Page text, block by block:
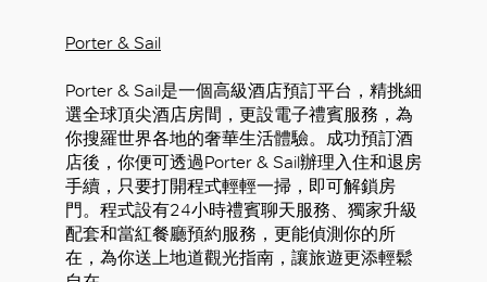
Porter & Sail
Porter & Sail是一個高級酒店預訂平台，精挑細
選全球頂尖酒店房間，更設電子禮賓服務，為
你搜羅世界各地的奢華生活體驗。成功預訂酒
店後，你便可透過Porter & Sail辦理入住和退房
手續，只要打開程式輕輕一掃，即可解鎖房
門。程式設有24小時禮賓聊天服務、獨家升級
配套和當紅餐廳預約服務，更能偵測你的所
在，為你送上地道觀光指南，讓旅遊更添輕鬆